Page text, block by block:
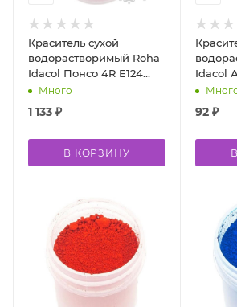
Краситель сухой
водорастворимый Roha
Idacol Понсо 4R E124
500 гр
Много
1 133 ₽
В КОРЗИНУ
Idacol
АС E129
92₽